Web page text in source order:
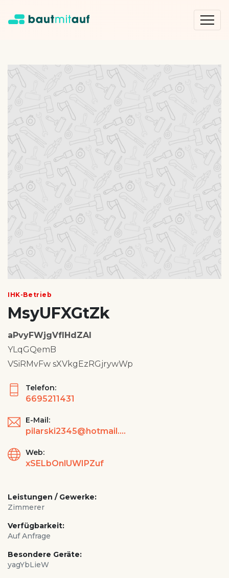
IHK-Betrieb
MsyUFXGtZk
aPvyFWjgVfIHdZAl
YLqGQemB
VSiRMvFw sXVkgEzRGjrywWp
Telefon:
6695211431
E-Mail:
pilarski2345@hotmail.com
Web:
xSELbOnlUWIPZuf
Leistungen / Gewerke:
Zimmerer
Verfügbarkeit:
Auf Anfrage
Besondere Geräte:
yagYbLieW